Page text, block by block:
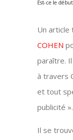
Est-ce le
Un
COHEN
paraître.
à travers
et tout
publicité ».
Il se